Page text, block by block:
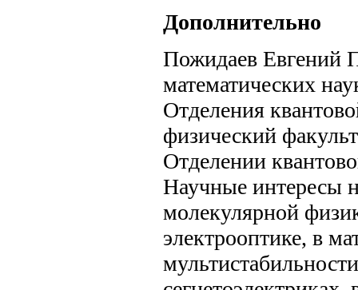
Дополнительно
Пожидаев Евгений
математических
Отделения
физический
Отделении
Научные интересы
молекулярной
электрооптике, в